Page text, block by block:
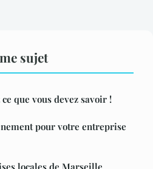
sujet
que vous devez savoir !
pour votre entreprise
locales de Marseille